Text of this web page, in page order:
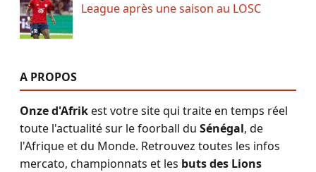
League après une saison au LOSC
A PROPOS
Onze d'Afrikest votre site qui traite en temps réel
toute l'actualité sur le foorball du Sénégal, de
l'Afrique et du Monde. Retrouvez toutes les infos
mercato, championnats et les buts des Lions